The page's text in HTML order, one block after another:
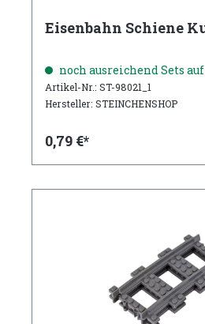
Eisenbahn Schiene
noch ausreichend Sets
Artikel-Nr.: ST-98021_1
Hersteller: STEINCHENSHOP
0,79 €*